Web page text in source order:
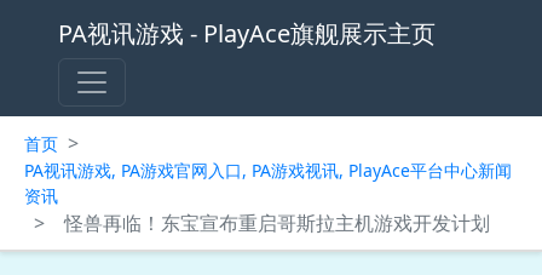
PA视讯游戏 - PlayAce旗舰展示主页
首页 >
PA视讯游戏, PA游戏官网入口, PA游戏视讯, PlayAce平台中心新闻
资讯
> 怪兽再临！东宝宣布重启哥斯拉主机游戏开发计划